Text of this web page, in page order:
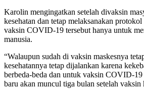
Karolin mengingatkan setelah divaksin
kesehatan dan tetap melaksanakan protokol
vaksin COVID-19 tersebut hanya untuk
manusia.
“Walaupun sudah di vaksin maskesnya
kesehatannya tetap dijalankan karena
berbeda-beda dan untuk vaksin COVID-
baru akan muncul tiga bulan setelah vaksin